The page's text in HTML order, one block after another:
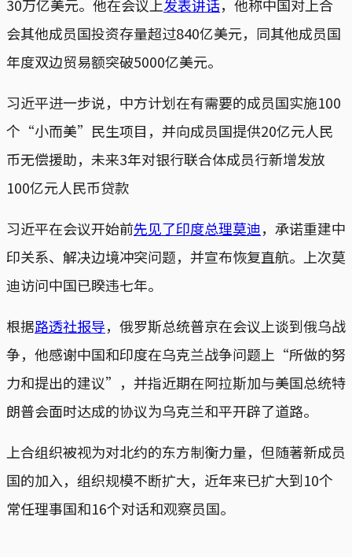
30万亿美元。他在会议上发表讲话，他称中国对上合
会其他成员国投资存量超过840亿美元，同其他成员国
年度双边贸易额突破5000亿美元。
习近平进一步说，中方计划在有需要的成员国实施100
个“小而美”民生项目，并向成员国提供20亿元人民
币无偿援助，未来3年对银行联合体成员行新增发放
100亿元人民币贷款
习近平在会议开始前先见了印度总理莫迪，承诺重建中
印关系、解决边境冲突问题，并宣布恢复直航。上次莫
迪访问中国已睽违七年。
根据路透社报导，俄罗斯总统普京在会议上谈到俄乌战
争，他感谢中国和印度在乌克兰战争问题上“所做的努
力和提出的建议”，并指近期在阿拉斯加与美国总统特
朗普会面时达成的协议为乌克兰和平开辟了道路。
上合组织被视为对北约的东方制衡力量，但随著新成员
国的加入，组织规模不断扩大，近年来已扩大到10个
常任理事国和16个对话和观察员国。